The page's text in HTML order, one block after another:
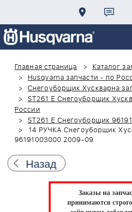
Главная страница
Каталог
Husqvarna запчасти - по
Снегоуборщик Хускварна
ST261 E Снегоуборщик
России
ST261 E Снегоуборщик
14 РУЧКА Снегоуборщик
96191003000 2009-09
Назад
Заказы на
принимаются